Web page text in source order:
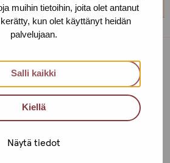
muihin tietoihin, joita olet antanut
kun olet käyttänyt heidän
palvelujaan.
Salli kaikki
Kiellä
Näytä tiedot